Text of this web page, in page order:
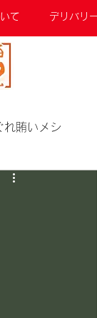
て デリバリ
れ賄いメシ